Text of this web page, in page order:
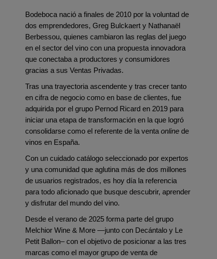
Bodeboca nació a finales de 2010 por la voluntad de
dos emprendedores, Greg Bulckaert y Nathanaël
Berbessou, quienes cambiaron las reglas del juego
en el sector del vino con una propuesta innovadora
que conectaba a productores y consumidores
gracias a sus Ventas Privadas.
Tras una trayectoria ascendente y tras crecer tanto
en cifra de negocio como en base de clientes, fue
adquirida por el grupo Pernod Ricard en 2019 para
iniciar una etapa de transformación en la que logró
consolidarse como el referente de la venta online de
vinos en España.
Con un cuidado catálogo seleccionado por expertos
y una comunidad que aglutina más de dos millones
de usuarios registrados, es hoy día la referencia
para todo aficionado que busque descubrir, aprender
y disfrutar del mundo del vino.
Desde el verano de 2025 forma parte del grupo
Melchior Wine & More —junto con Decántalo y Le
Petit Ballon– con el objetivo de posicionar a las tres
marcas como el mayor grupo de venta de